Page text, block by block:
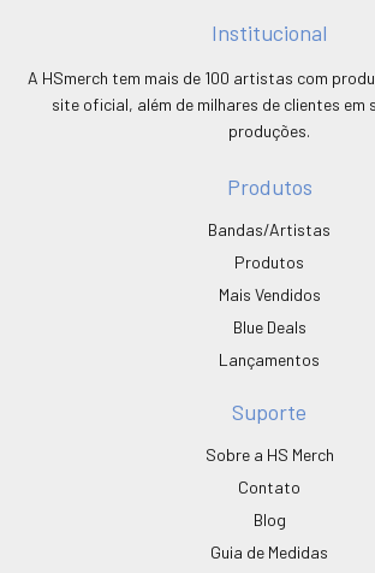
Institucional
A HSmerch tem mais de 100 artistas com
site oficial, além de milhares de clientes em
produções.
Produtos
Bandas/Artistas
Produtos
Mais Vendidos
Blue Deals
Lançamentos
Suporte
Sobre a HS Merch
Contato
Blog
Guia de Medidas